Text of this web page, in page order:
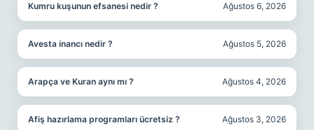
Kumru kuşunun efsanesi nedir ? Ağustos 6, 2026
Avesta inancı nedir ? Ağustos 5, 2026
Arapça ve Kuran aynı mı ? Ağustos 4, 2026
Afiş hazırlama programları ücretsiz ? Ağustos 3, 2026